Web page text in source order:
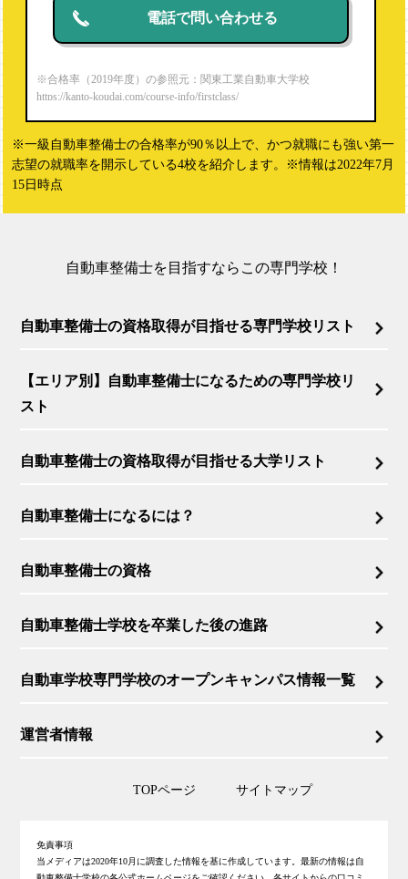
電話で問い合わせる
※合格率（2019年度）の参照元：関東工業自動車大学校
https://kanto-koudai.com/course-info/firstclass/
※一級自動車整備士の合格率が90％以上で、かつ就職にも強い第一
志望の就職率を開示している4校を紹介します。※情報は2022年7月
15日時点
自動車整備士を目指すならこの専門学校！
自動車整備士の資格取得が目指せる専門学校リスト
【エリア別】自動車整備士になるための専門学校リ
スト
自動車整備士の資格取得が目指せる大学リスト
自動車整備士になるには？
自動車整備士の資格
自動車整備士学校を卒業した後の進路
自動車学校専門学校のオープンキャンパス情報一覧
運営者情報
TOPページ サイトマップ
免責事項
当メディアは2020年10月に調査した情報を基に作成しています。最新の情報は自